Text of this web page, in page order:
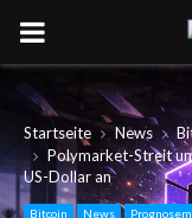
PRIMARY
MENU
Startseite News
Polymarket-Streit
US-Dollar an
Bitcoin News